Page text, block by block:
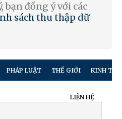
bạn đồng ý với các
sách thu thập dữ
PHÁP LUẬT THẾ GIỚI KINH TẾ
LIÊN HỆ